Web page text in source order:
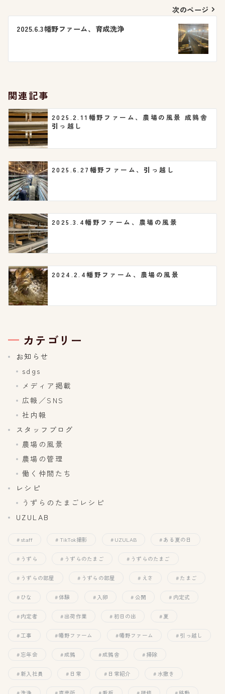
ビ
シ
ョ
ン
次のページ
2025.6.3幡野ファーム、育成洗浄
関連記事
2025.2.11幡野ファーム、農場の風景 成鶉舎
引っ越し
2025.6.27幡野ファーム、引っ越し
2025.3.4幡野ファーム、農場の風景
2024.2.4幡野ファーム、農場の風景
カテゴリー
お知らせ
sdgs
メディア掲載
広報／SNS
社内報
スタッフブログ
農場の風景
農場の管理
働く仲間たち
レシピ
うずらのたまごレシピ
UZULAB
staff TikTok撮影 UZULAB ある夏の日
うずら うずらのたまご うずらのたまご
うずらの部屋 うずらの部屋 えさ たまご
ひな 体験 入卵 公開 内定式
内定者 出荷作業 初日の出 夏
工事 幡野ファーム 幡野ファーム 引っ越し
忘年会 成鶉 成鶉舎 掃除
新入社員 日常 日常紹介 水撒き